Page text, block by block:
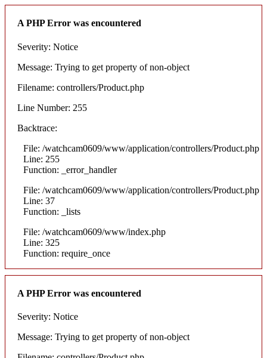
A PHP Error was encountered
Severity: Notice
Message: Trying to get property of non-object
Filename: controllers/Product.php
Line Number: 255
Backtrace:
File: /watchcam0609/www/application/controllers/Product.php
Line: 255
Function: _error_handler
File: /watchcam0609/www/application/controllers/Product.php
Line: 37
Function: _lists
File: /watchcam0609/www/index.php
Line: 325
Function: require_once
A PHP Error was encountered
Severity: Notice
Message: Trying to get property of non-object